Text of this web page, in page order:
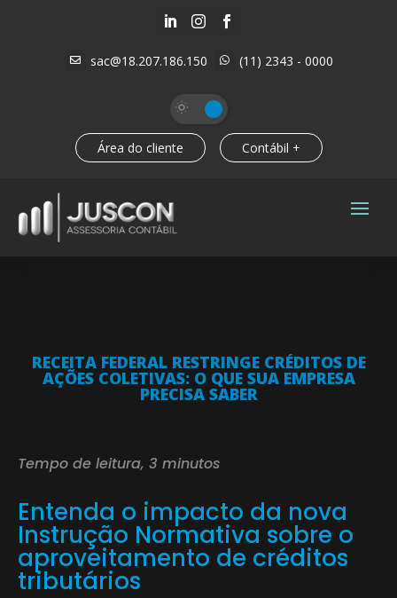
  
 sac@18.207.186.150  (11) 2343 - 0000
Área do cliente Contábil +
RECEITA FEDERAL RESTRINGE CRÉDITOS DE
AÇÕES COLETIVAS: O QUE SUA EMPRESA
PRECISA SABER
Tempo de leitura, 3 minutos
Entenda o impacto da nova
Instrução Normativa sobre o
aproveitamento de créditos
tributários